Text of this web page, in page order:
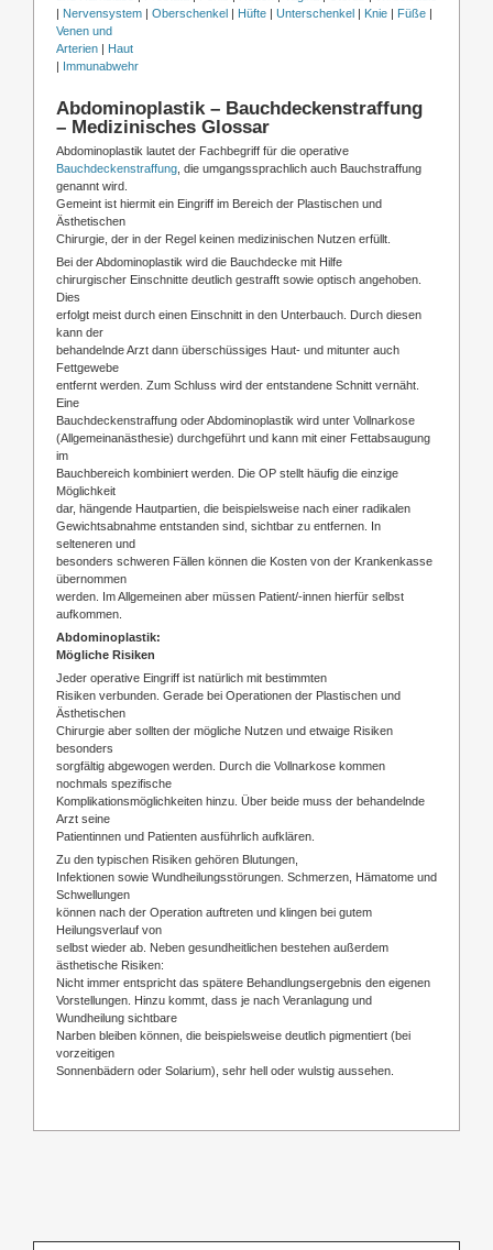
| Nervensystem | Oberschenkel | Hüfte | Unterschenkel | Knie | Füße |
Venen und
Arterien | Haut
| Immunabwehr
Abdominoplastik – Bauchdeckenstraffung
– Medizinisches Glossar
Abdominoplastik lautet der Fachbegriff für die operative
Bauchdeckenstraffung , die umgangssprachlich auch Bauchstraffung
genannt wird.
Gemeint ist hiermit ein Eingriff im Bereich der Plastischen und
Ästhetischen
Chirurgie, der in der Regel keinen medizinischen Nutzen erfüllt.
Bei der Abdominoplastik wird die Bauchdecke mit Hilfe
chirurgischer Einschnitte deutlich gestrafft sowie optisch angehoben.
Dies
erfolgt meist durch einen Einschnitt in den Unterbauch. Durch diesen
kann der
behandelnde Arzt dann überschüssiges Haut- und mitunter auch
Fettgewebe
entfernt werden. Zum Schluss wird der entstandene Schnitt vernäht.
Eine
Bauchdeckenstraffung oder Abdominoplastik wird unter Vollnarkose
(Allgemeinanästhesie) durchgeführt und kann mit einer Fettabsaugung
im
Bauchbereich kombiniert werden. Die OP stellt häufig die einzige
Möglichkeit
dar, hängende Hautpartien, die beispielsweise nach einer radikalen
Gewichtsabnahme entstanden sind, sichtbar zu entfernen. In
selteneren und
besonders schweren Fällen können die Kosten von der Krankenkasse
übernommen
werden. Im Allgemeinen aber müssen Patient/-innen hierfür selbst
aufkommen.
Abdominoplastik:
Mögliche Risiken
Jeder operative Eingriff ist natürlich mit bestimmten
Risiken verbunden. Gerade bei Operationen der Plastischen und
Ästhetischen
Chirurgie aber sollten der mögliche Nutzen und etwaige Risiken
besonders
sorgfältig abgewogen werden. Durch die Vollnarkose kommen
nochmals spezifische
Komplikationsmöglichkeiten hinzu. Über beide muss der behandelnde
Arzt seine
Patientinnen und Patienten ausführlich aufklären.
Zu den typischen Risiken gehören Blutungen,
Infektionen sowie Wundheilungsstörungen. Schmerzen, Hämatome und
Schwellungen
können nach der Operation auftreten und klingen bei gutem
Heilungsverlauf von
selbst wieder ab. Neben gesundheitlichen bestehen außerdem
ästhetische Risiken:
Nicht immer entspricht das spätere Behandlungsergebnis den eigenen
Vorstellungen. Hinzu kommt, dass je nach Veranlagung und
Wundheilung sichtbare
Narben bleiben können, die beispielsweise deutlich pigmentiert (bei
vorzeitigen
Sonnenbädern oder Solarium), sehr hell oder wulstig aussehen.